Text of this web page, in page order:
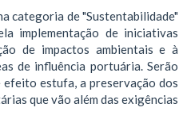
categoria de "Sustentabilidade"
implementação de iniciativas
de impactos ambientais e à
de influência portuária. Serão
efeito estufa, a preservação dos
que vão além das exigências